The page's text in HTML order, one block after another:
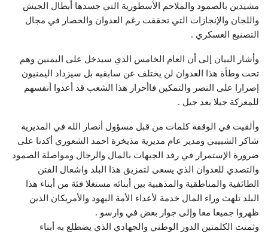
مشيدين بالصمود والملاحم الأسطورية التي جسدها أبطال الجيش
واللجان والإنجازات التي تحققت رغم العدوان والحصار في مجال
التصنيع العسكري .
وأشار البيان إلى أن العام الخامس الذي سيدخل على اليمنين وهم
تحت وطأة هذا العدوان لن يختلف عن سابقيه بل سيزداد اليمنيون
إصرارا على النصر والتمكين فاأحرار هذا الشعب قد أعدوا أنفسهم
للمعركة جيلا بعد جيل .
وألقيت في الوقفة كلمات من قبل مسؤول أنصار الله في المديرية
شاكر الشبيبي ومدير عام مديرية مذيخرة احمد الشعوري أكدتا على
ضرورة الإستمرار في رفد الجبهات بالمال والرجال ومواصلة الصمود
والتصدي للعدوان الذي يسعى لتمزيق هذا البلد واشعال الفتن
الطائفية والمناطقية والمذهبية بين أبنائه مستغلا فئة من أبناء هذا
البلد تلهث وراء المال خدمة لأعداء الأمة اليهود والأمريكان الذين
ظهروا جميعا معا وإلى جوار بعض في وارسو .
وثمنت الكلمتين الدور الوطني والجهادي الذي يضطلع به أبناء